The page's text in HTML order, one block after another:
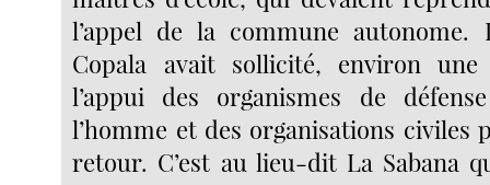
l’appel de la commune
Copala avait sollicité, environ une
l’appui des organismes de
l’homme et des organisations civiles
retour. C’est au lieu-dit La Sabana